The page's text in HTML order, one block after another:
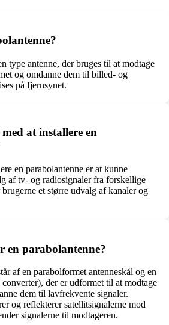
type antenne, der bruges til at modtage
og omdanne dem til billed- og
på fjernsynet.
at installere en
en parabolantenne er at kunne
af tv- og radiosignaler fra forskellige
et større udvalg af kanaler og
en parabolantenne?
af en parabolformet antenneskål og en
der er udformet til at modtage
dem til lavfrekvente signaler.
og reflekterer satellitsignalerne mod
signalerne til modtageren.